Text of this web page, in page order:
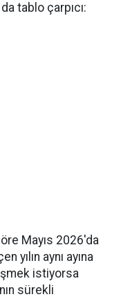
tablo çarpıcı:
Mayıs 2026'da
yılın aynı ayına
istiyorsa
sürekli